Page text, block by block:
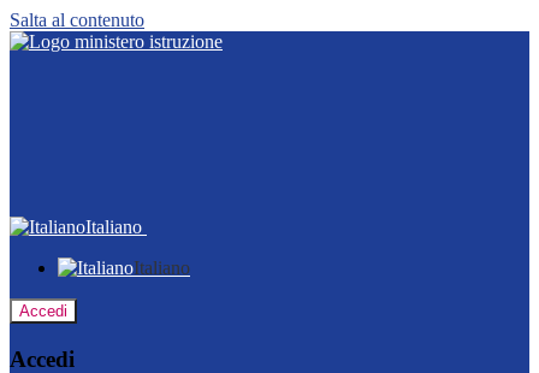
Salta al contenuto
Italiano
Italiano
Accedi
Accedi